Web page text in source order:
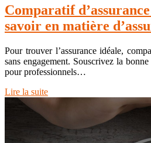
Comparatif
savoir en matière
Pour trouver l’assurance idéale,
sans engagement. Souscrivez la
pour professionnels…
Lire la suite